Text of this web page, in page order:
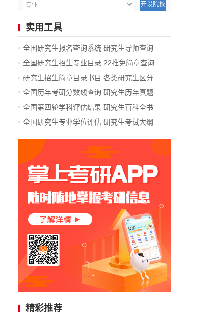
开设院校
实用工具
全国研究生报名查询系统 研究生导师查询
全国研究生招生专业目录 22推免简章查询
研究生招生简章目录书目 各类研究生区分
全国历年考研分数线查询 研究生历年真题
全国第四轮学科评估结果 研究生百科全书
全国研究生专业学位评估 研究生考试大纲
精彩推荐